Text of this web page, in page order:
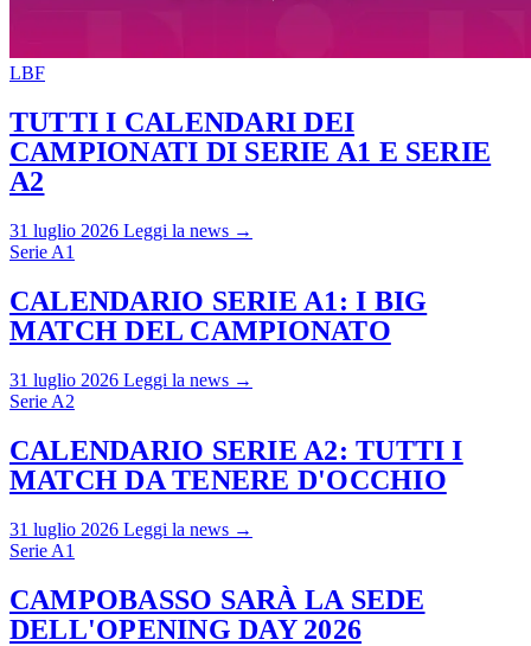
LBF
TUTTI I CALENDARI DEI
CAMPIONATI DI SERIE A1 E SERIE
A2
31 luglio 2026 Leggi la news →
Serie A1
CALENDARIO SERIE A1: I BIG
MATCH DEL CAMPIONATO
31 luglio 2026 Leggi la news →
Serie A2
CALENDARIO SERIE A2: TUTTI I
MATCH DA TENERE D'OCCHIO
31 luglio 2026 Leggi la news →
Serie A1
CAMPOBASSO SARÀ LA SEDE
DELL'OPENING DAY 2026